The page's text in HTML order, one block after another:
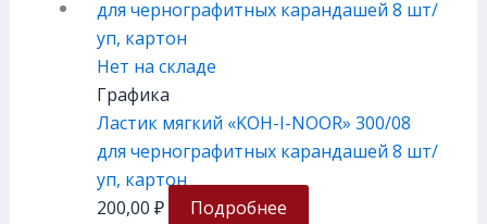
Нет на складе
Графика
Ластик мягкий «KOH-I-NOOR» 300/08
для чернографитных карандашей 8 шт/
уп, картон
200,00 ₽ Подробнее